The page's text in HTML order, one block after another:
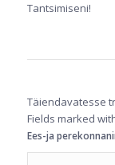
Tantsimiseni!
Täiendavatesse
Fields marked
Ees-ja